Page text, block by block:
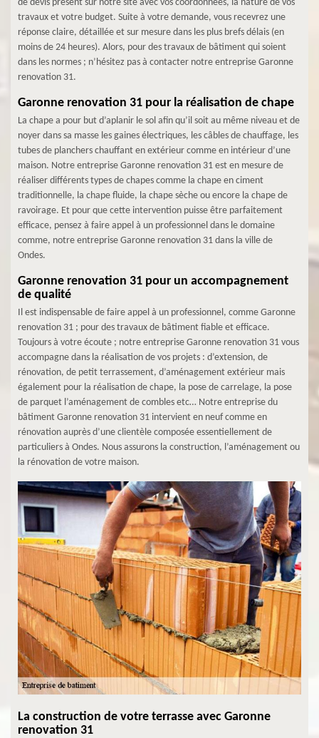
de devis présent sur notre site avec vos coordonnées, la nature de vos
travaux et votre budget. Suite à votre demande, vous recevrez une
réponse claire, détaillée et sur mesure dans les plus brefs délais (en
moins de 24 heures). Alors, pour des travaux de bâtiment qui soient
dans les normes ; n’hésitez pas à contacter notre entreprise Garonne
renovation 31.
Garonne renovation 31 pour la réalisation de chape
La chape a pour but d’aplanir le sol afin qu’il soit au même niveau et de
noyer dans sa masse les gaines électriques, les câbles de chauffage, les
tubes de planchers chauffant en extérieur comme en intérieur d’une
maison. Notre entreprise Garonne renovation 31 est en mesure de
réaliser différents types de chapes comme la chape en ciment
traditionnelle, la chape fluide, la chape sèche ou encore la chape de
ravoirage. Et pour que cette intervention puisse être parfaitement
efficace, pensez à faire appel à un professionnel dans le domaine
comme, notre entreprise Garonne renovation 31 dans la ville de
Ondes.
Garonne renovation 31 pour un accompagnement
de qualité
Il est indispensable de faire appel à un professionnel, comme Garonne
renovation 31 ; pour des travaux de bâtiment fiable et efficace.
Toujours à votre écoute ; notre entreprise Garonne renovation 31 vous
accompagne dans la réalisation de vos projets : d’extension, de
rénovation, de petit terrassement, d’aménagement extérieur mais
également pour la réalisation de chape, la pose de carrelage, la pose
de parquet l’aménagement de combles etc… Notre entreprise du
bâtiment Garonne renovation 31 intervient en neuf comme en
rénovation auprès d’une clientèle composée essentiellement de
particuliers à Ondes. Nous assurons la construction, l’aménagement ou
la rénovation de votre maison.
La construction de votre terrasse avec Garonne
renovation 31